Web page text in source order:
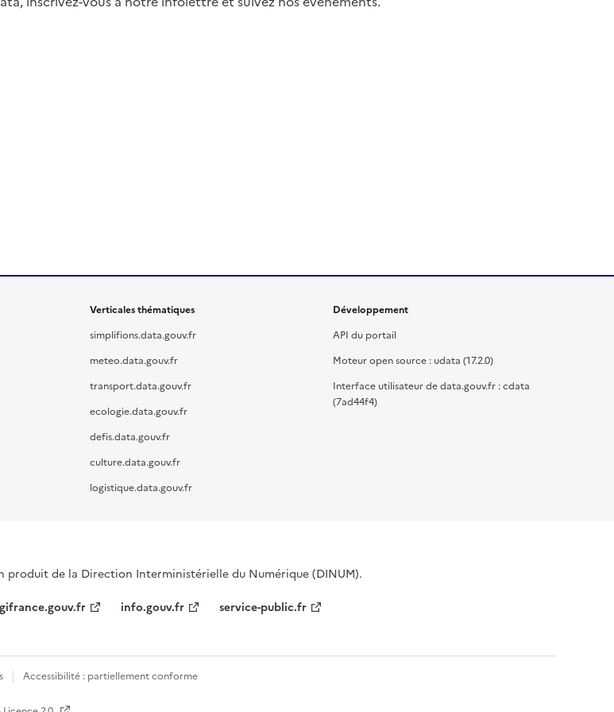
Verticales thématiques
simplifions.data.gouv.fr
meteo.data.gouv.fr
transport.data.gouv.fr
ecologie.data.gouv.fr
defis.data.gouv.fr
culture.data.gouv.fr
logistique.data.gouv.fr
Développement
API du portail
Moteur open source : udata (17.2.0)
Interface utilisateur de data.gouv.fr : cdata
(7ad44f4)
produit de la Direction Interministérielle du Numérique (DINUM).
info.gouv.fr service-public.fr
Accessibilité : partiellement conforme